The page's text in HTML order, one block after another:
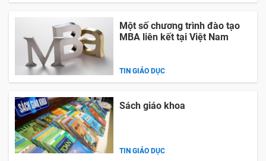
Một số chương trình đào tạo
MBA liên kết tại Việt Nam
TIN GIÁO DỤC
Sách giáo khoa
TIN GIÁO DỤC